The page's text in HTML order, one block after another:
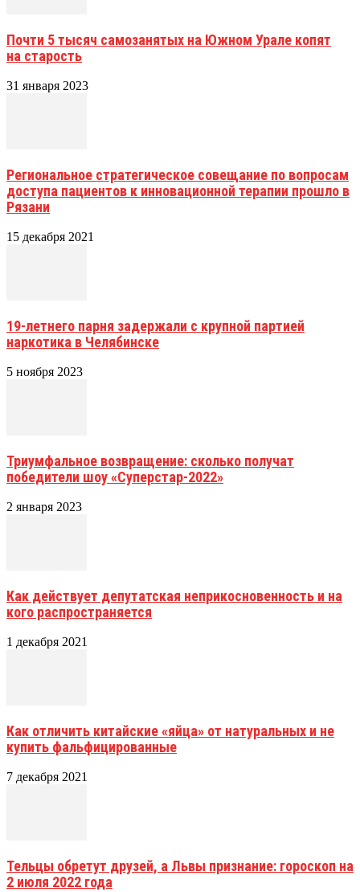
Почти 5 тысяч самозанятых на Южном Урале копят
на старость
31 января 2023
Региональное стратегическое совещание по вопросам
доступа пациентов к инновационной терапии прошло в
Рязани
15 декабря 2021
19-летнего парня задержали с крупной партией
наркотика в Челябинске
5 ноября 2023
Триумфальное возвращение: сколько получат
победители шоу «Суперстар-2022»
2 января 2023
Как действует депутатская неприкосновенность и на
кого распространяется
1 декабря 2021
Как отличить китайские «яйца» от натуральных и не
купить фальфицированные
7 декабря 2021
Тельцы обретут друзей, а Львы признание: гороскоп на
2 июля 2022 года